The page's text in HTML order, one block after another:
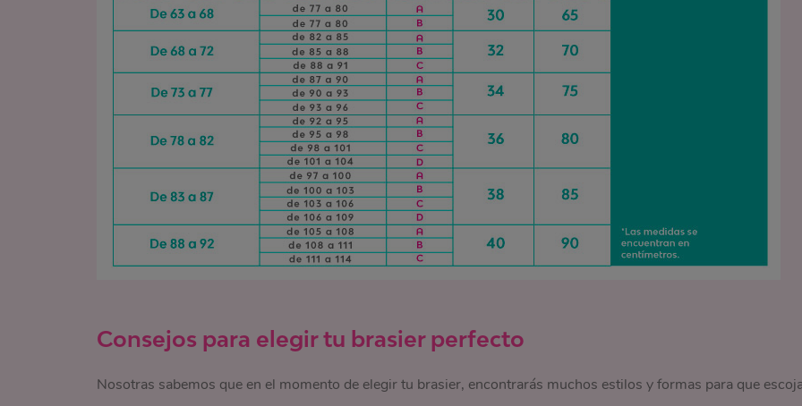
Consejos para elegir tu brasier perfecto
Nosotras sabemos que en el momento de elegir tu brasier, encontrarás muchos estilos y formas para que